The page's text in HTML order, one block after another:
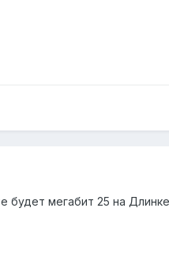
будет мегабит 25 на